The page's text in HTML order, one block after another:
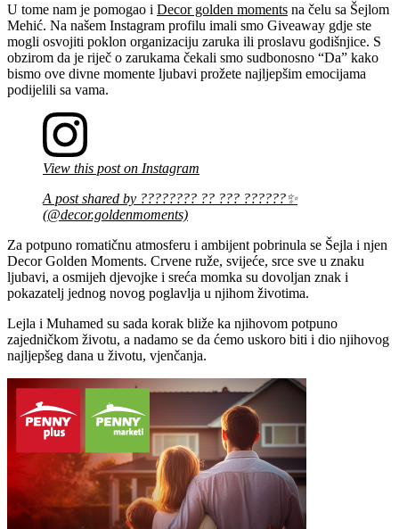
U tome nam je pomogao i Decor golden moments na čelu sa Šejlom
Mehić. Na našem Instagram profilu imali smo Giveaway gdje ste
mogli osvojiti poklon organizaciju zaruka ili proslavu godišnjice. S
obzirom da je riječ o zarukama čekali smo sudbonosno “Da” kako
bismo ove divne momente ljubavi prožete najljepšim emocijama
podijelili sa vama.
View this post on Instagram
A post shared by ???????? ?? ??? ??????✨
(@decor.goldenmoments)
Za potpuno romatičnu atmosferu i ambijent pobrinula se Šejla i njen
Decor Golden Moments. Crvene ruže, svijeće, srce sve u znaku
ljubavi, a osmijeh djevojke i sreća momka su dovoljan znak i
pokazatelj jednog novog poglavlja u njihom životima.
Lejla i Muhamed su sada korak bliže ka njihovom potpuno
zajedničkom životu, a nadamo se da ćemo uskoro biti i dio njihovog
najljepšeg dana u životu, vjenčanja.